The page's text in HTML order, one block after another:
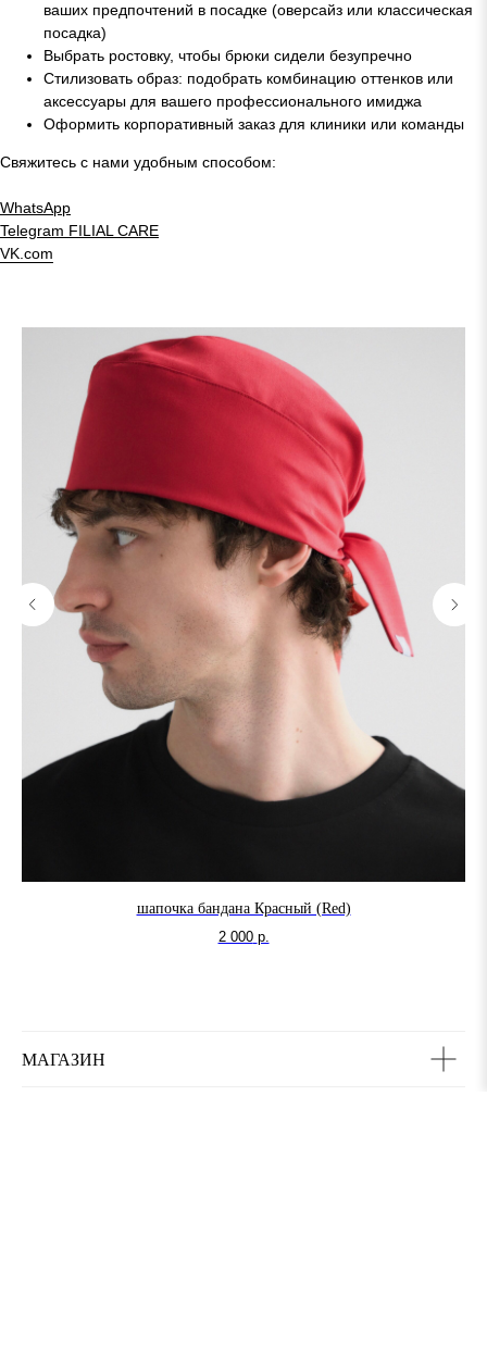
ваших предпочтений в посадке (оверсайз или классическая
посадка)
Выбрать ростовку, чтобы брюки сидели безупречно
Стилизовать образ: подобрать комбинацию оттенков или
аксессуары для вашего профессионального имиджа
Оформить корпоративный заказ для клиники или команды
Свяжитесь с нами удобным способом:
WhatsApp
Telegram FILIAL CARE
VK.com
шапочка бандана Красный (Red)
2 000 р.
МАГАЗИН